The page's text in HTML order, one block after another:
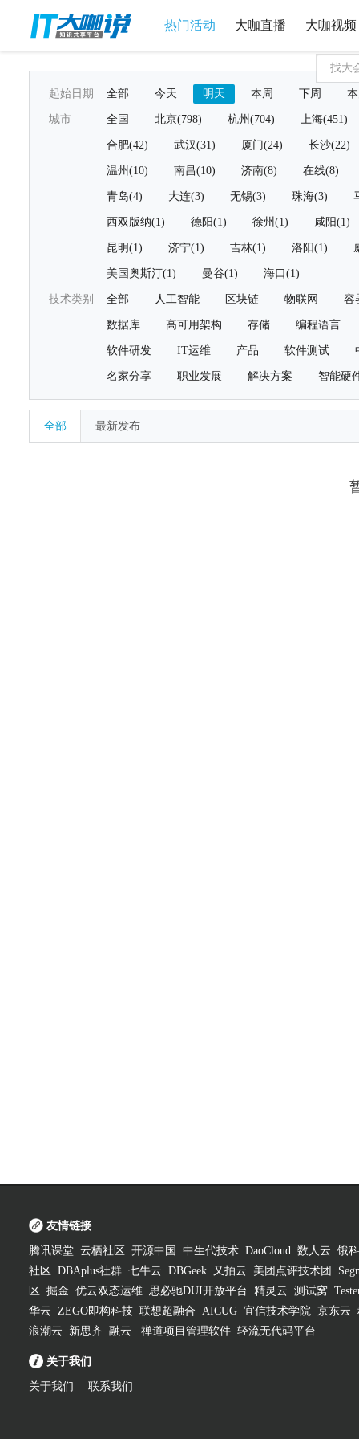
热门活动 大咖直播 大咖视频
起始日期 全部 今天 明天 本周 下周
城市 全国 北京(798) 杭州(704) 上海(451)
合肥(42) 武汉(31) 厦门(24) 长沙(22)
温州(10) 南昌(10) 济南(8) 在线(8)
青岛(4) 大连(3) 无锡(3) 珠海(3)
西双版纳(1) 德阳(1) 徐州(1) 咸阳(1)
昆明(1) 济宁(1) 吉林(1) 洛阳(1)
美国奥斯汀(1) 曼谷(1) 海口(1)
技术类别 全部 人工智能 区块链 物联网 容
数据库 高可用架构 存储 编程语言
软件研发 IT运维 产品 软件测试
名家分享 职业发展 解决方案 智能硬
全部 最新发布
友情链接
腾讯课堂 云栖社区 开源中国 中生代技术 DaoCloud 数人云 饿
社区
DBAplus社群 七牛云 DBGeek 又拍云 美团点评技术团
区
掘金 优云双态运维 思必驰DUI开放平台 精灵云 测试窝
华云 ZEGO即构科技 联想超融合 AICUG 宜信技术学院 京东云
浪潮云
新思齐 融云 禅道项目管理软件 轻流无代码平台
关于我们
关于我们 联系我们